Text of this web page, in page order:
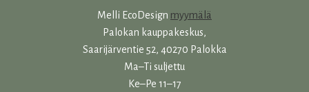
Melli EcoDesign myymälä
Palokan kauppakeskus,
Saarijärventie 52, 40270 Palokka
Ma–Ti suljettu
Ke–Pe 11–17